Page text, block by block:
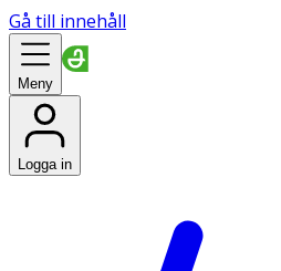
Gå till innehåll
Meny
Logga in